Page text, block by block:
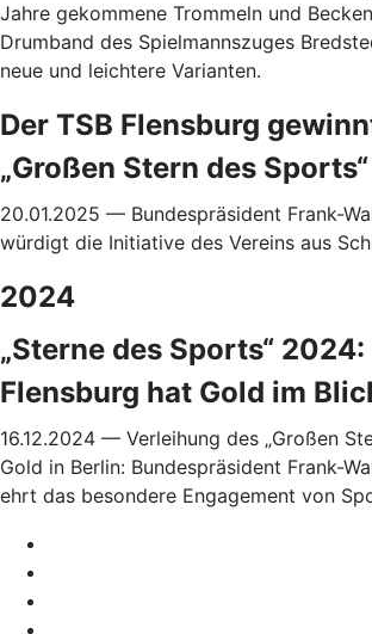
Jahre gekommene Trommeln und
Drumband des Spielmannszuges
neue und leichtere Varianten.
Der TSB Flensburg
„Großen Stern des
20.01.2025 — Bundespräsident Frank-
würdigt die Initiative des Vereins aus
2024
„Sterne des Sports“ 2024:
Flensburg hat Gold im
16.12.2024 — Verleihung des „Großen
Gold in Berlin: Bundespräsident Frank-
ehrt das besondere Engagement von